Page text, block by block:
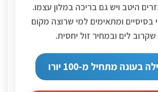
היטב ויש גם בריכה במלון עצמו.
בסיסיים ומתאימים למי שרוצה מקום
שקרוב לים ובמחיר זול יחסית.
בעונה מתחיל מ-100 יורו